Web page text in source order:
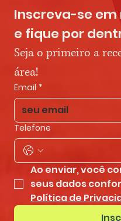
Inscreva-se
e fique por
Seja o primeiro a
área!
Email *
Telefone
Ao enviar, você
Política de